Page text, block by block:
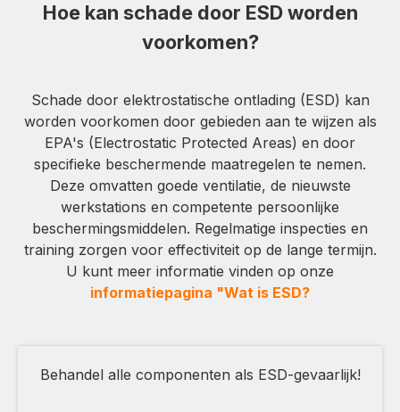
Hoe kan schade door ESD worden
voorkomen?
Schade door elektrostatische ontlading (ESD) kan
worden voorkomen door gebieden aan te wijzen als
EPA's (Electrostatic Protected Areas) en door
specifieke beschermende maatregelen te nemen.
Deze omvatten goede ventilatie, de nieuwste
werkstations en competente persoonlijke
beschermingsmiddelen. Regelmatige inspecties en
training zorgen voor effectiviteit op de lange termijn.
U kunt meer informatie vinden op onze
informatiepagina "Wat is ESD?
Behandel alle componenten als ESD-gevaarlijk!